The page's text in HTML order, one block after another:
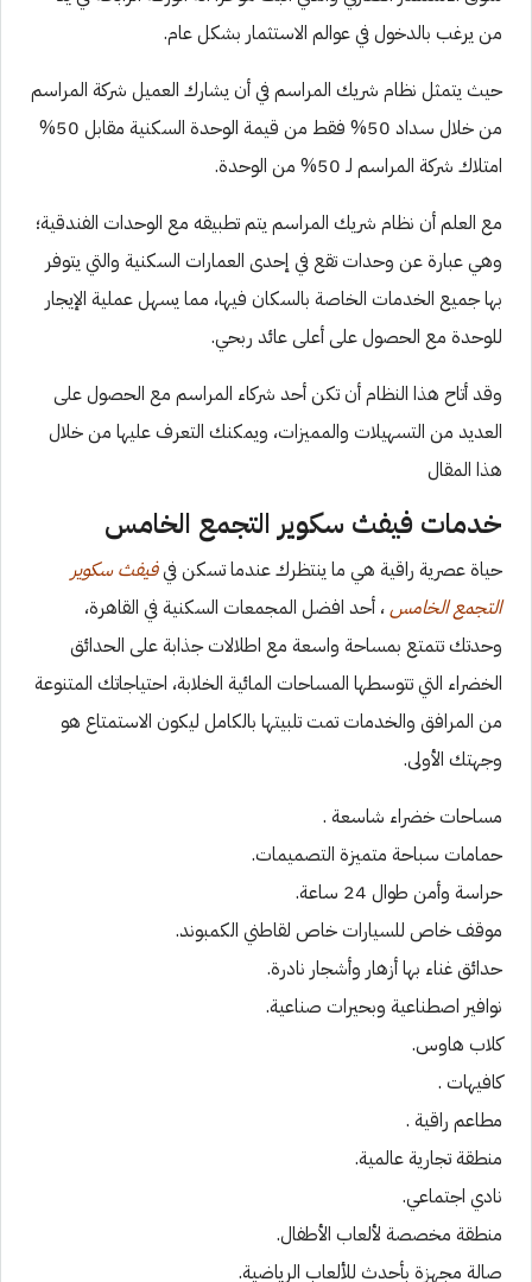
من يرغب بالدخول في عوالم الاستثمار بشكل عام.
حيث يتمثل نظام شريك المراسم في أن يشارك العميل شركة المراسم
من خلال سداد 50% فقط من قيمة الوحدة السكنية مقابل 50%
امتلاك شركة المراسم لـ 50% من الوحدة.
مع العلم أن نظام شريك المراسم يتم تطبيقه مع الوحدات الفندقية؛
وهي عبارة عن وحدات تقع في إحدى العمارات السكنية والتي يتوفر
بها جميع الخدمات الخاصة بالسكان فيها، مما يسهل عملية الإيجار
للوحدة مع الحصول على أعلى عائد ربحي.
وقد أتاح هذا النظام أن تكن أحد شركاء المراسم مع الحصول على
العديد من التسهيلات والمميزات، ويمكنك التعرف عليها من خلال
هذا المقال
خدمات فيفث سكوير التجمع الخامس
حياة عصرية راقية هي ما ينتظرك عندما تسكن فيفيفث سكوير
التجمع الخامس، أحد افضل المجمعات السكنية في القاهرة،
وحدتك تتمتع بمساحة واسعة مع اطلالات جذابة على الحدائق
الخضراء التي تتوسطها المساحات المائية الخلابة، احتياجاتك المتنوعة
من المرافق والخدمات تمت تلبيتها بالكامل ليكون الاستمتاع هو
وجهتك الأولى.
مساحات خضراء شاسعة .
حمامات سباحة متميزة التصميمات.
حراسة وأمن طوال 24 ساعة.
موقف خاص للسيارات خاص لقاطني الكمبوند.
حدائق غناء بها أزهار وأشجار نادرة.
نوافير اصطناعية وبحيرات صناعية.
كلاب هاوس.
كافيهات .
مطاعم راقية .
منطقة تجارية عالمية.
نادي اجتماعي.
منطقة مخصصة لألعاب الأطفال.
صالة مجهزة بأحدث للألعاب الرياضية.